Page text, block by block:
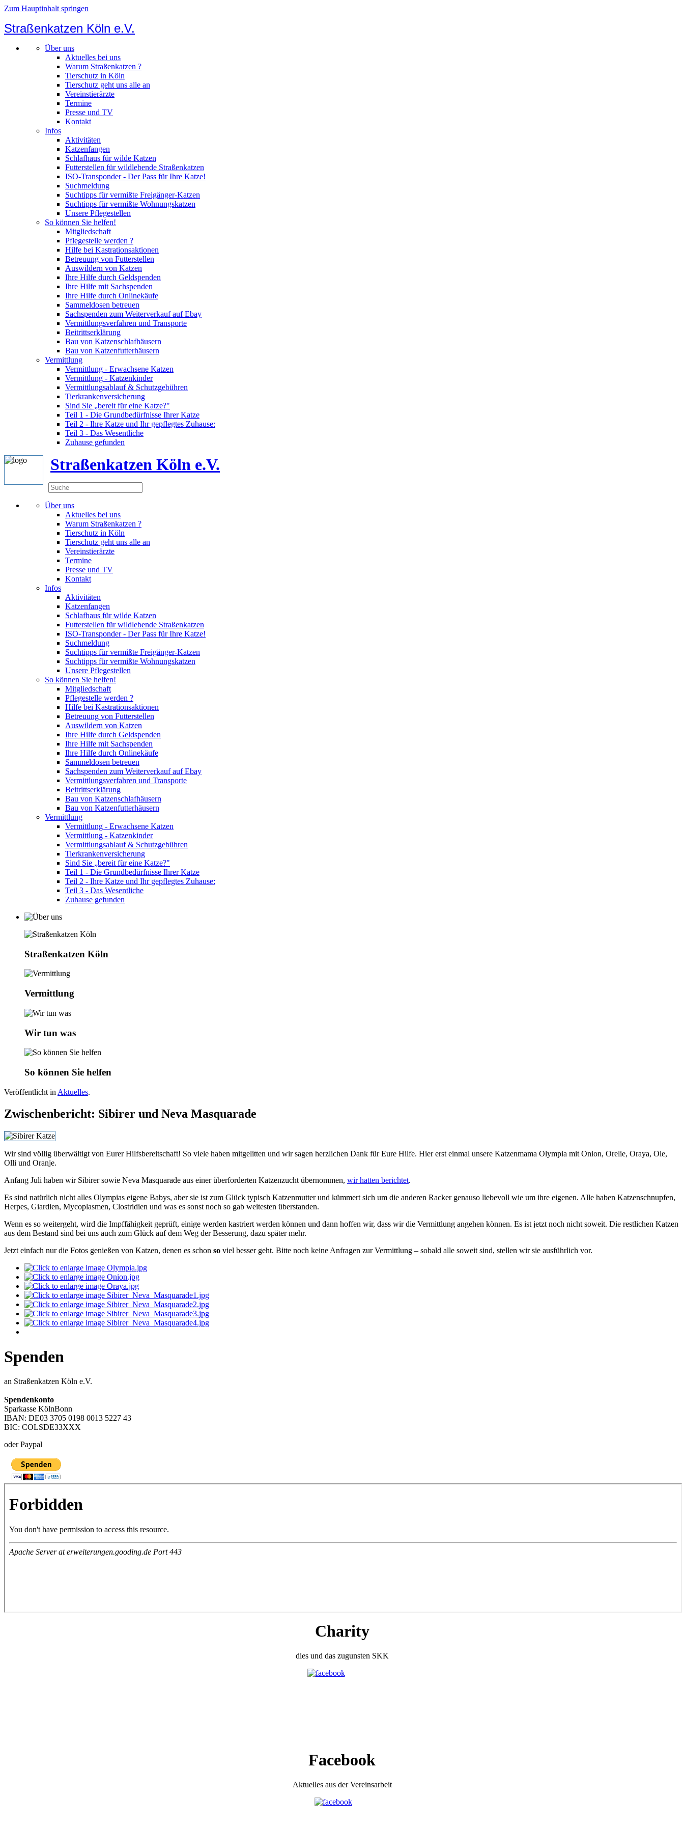
Zum Hauptinhalt springen
Straßenkatzen Köln e.V.
Über uns
Aktuelles bei uns
Warum Straßenkatzen ?
Tierschutz in Köln
Tierschutz geht uns alle an
Vereinstierärzte
Termine
Presse und TV
Kontakt
Infos
Aktivitäten
Katzenfangen
Schlafhaus für wilde Katzen
Futterstellen für wildlebende Straßenkatzen
ISO-Transponder - Der Pass für Ihre Katze!
Suchmeldung
Suchtipps für vermißte Freigänger-Katzen
Suchtipps für vermißte Wohnungskatzen
Unsere Pflegestellen
So können Sie helfen!
Mitgliedschaft
Pflegestelle werden ?
Hilfe bei Kastrationsaktionen
Betreuung von Futterstellen
Auswildern von Katzen
Ihre Hilfe durch Geldspenden
Ihre Hilfe mit Sachspenden
Ihre Hilfe durch Onlinekäufe
Sammeldosen betreuen
Sachspenden zum Weiterverkauf auf Ebay
Vermittlungsverfahren und Transporte
Beitrittserklärung
Bau von Katzenschlafhäusern
Bau von Katzenfutterhäusern
Vermittlung
Vermittlung - Erwachsene Katzen
Vermittlung - Katzenkinder
Vermittlungsablauf & Schutzgebühren
Tierkrankenversicherung
Sind Sie „bereit für eine Katze?"
Teil 1 - Die Grundbedürfnisse Ihrer Katze
Teil 2 - Ihre Katze und Ihr gepflegtes Zuhause:
Teil 3 - Das Wesentliche
Zuhause gefunden
Straßenkatzen Köln e.V.
Über uns
Aktuelles bei uns
Warum Straßenkatzen ?
Tierschutz in Köln
Tierschutz geht uns alle an
Vereinstierärzte
Termine
Presse und TV
Kontakt
Infos
Aktivitäten
Katzenfangen
Schlafhaus für wilde Katzen
Futterstellen für wildlebende Straßenkatzen
ISO-Transponder - Der Pass für Ihre Katze!
Suchmeldung
Suchtipps für vermißte Freigänger-Katzen
Suchtipps für vermißte Wohnungskatzen
Unsere Pflegestellen
So können Sie helfen!
Mitgliedschaft
Pflegestelle werden ?
Hilfe bei Kastrationsaktionen
Betreuung von Futterstellen
Auswildern von Katzen
Ihre Hilfe durch Geldspenden
Ihre Hilfe mit Sachspenden
Ihre Hilfe durch Onlinekäufe
Sammeldosen betreuen
Sachspenden zum Weiterverkauf auf Ebay
Vermittlungsverfahren und Transporte
Beitrittserklärung
Bau von Katzenschlafhäusern
Bau von Katzenfutterhäusern
Vermittlung
Vermittlung - Erwachsene Katzen
Vermittlung - Katzenkinder
Vermittlungsablauf & Schutzgebühren
Tierkrankenversicherung
Sind Sie „bereit für eine Katze?"
Teil 1 - Die Grundbedürfnisse Ihrer Katze
Teil 2 - Ihre Katze und Ihr gepflegtes Zuhause:
Teil 3 - Das Wesentliche
Zuhause gefunden
Straßenkatzen Köln
Vermittlung
Wir tun was
So können Sie helfen
Veröffentlicht in Aktuelles.
Zwischenbericht: Sibirer und Neva Masquarade
Wir sind völlig überwältigt von Eurer Hilfsbereitschaft! So viele haben mitgelitten und wir sagen herzlichen Dank für Eure Hilfe. Hier erst einmal unsere Katzenmama Olympia mit Onion, Orelie, Oraya, Ole,
Olli und Oranje.
Anfang Juli haben wir Sibirer sowie Neva Masquarade aus einer überforderten Katzenzucht übernommen, wir hatten berichtet.
Es sind natürlich nicht alles Olympias eigene Babys, aber sie ist zum Glück typisch Katzenmutter und kümmert sich um die anderen Racker genauso liebevoll wie um ihre eigenen. Alle haben Katzenschnupfen,
Herpes, Giardien, Mycoplasmen, Clostridien und was es sonst noch so gab weitesten überstanden.
Wenn es so weitergeht, wird die Impffähigkeit geprüft, einige werden kastriert werden können und dann hoffen wir, dass wir die Vermittlung angehen können. Es ist jetzt noch nicht soweit. Die restlichen Katzen
aus dem Bestand sind bei uns auch zum Glück auf dem Weg der Besserung, dazu später mehr.
Jetzt einfach nur die Fotos genießen von Katzen, denen es schon so viel besser geht. Bitte noch keine Anfragen zur Vermittlung – sobald alle soweit sind, stellen wir sie ausführlich vor.
Spenden
an Straßenkatzen Köln e.V.
Spendenkonto
Sparkasse KölnBonn
IBAN: DE03 3705 0198 0013 5227 43
BIC: COLSDE33XXX
oder Paypal
Charity
dies und das zugunsten SKK
Facebook
Aktuelles aus der Vereinsarbeit